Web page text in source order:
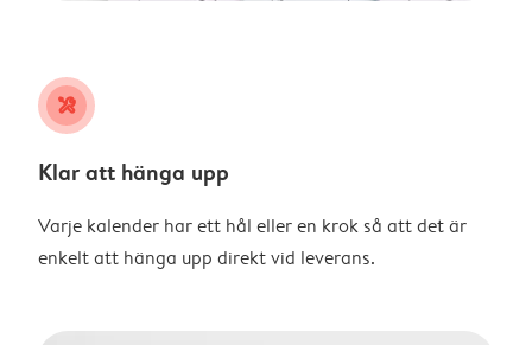
tools
Klar att hänga upp
Varje kalender har ett hål eller en krok så att det är
enkelt att hänga upp direkt vid leverans.